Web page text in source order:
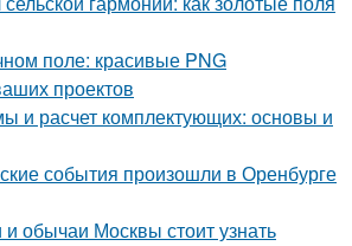
поле: красивые PNG
проектов
и расчет комплектующих: основы и
события произошли в Оренбурге
и обычаи Москвы стоит узнать